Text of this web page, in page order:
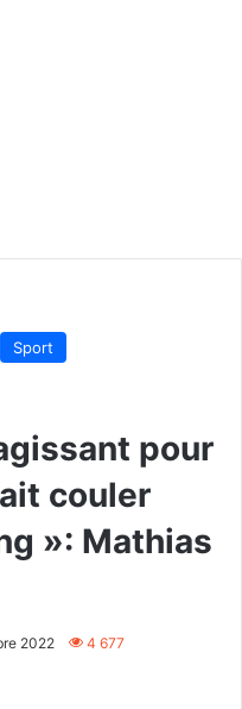
Sport
pour
couler
»: Mathias
2022 4 677